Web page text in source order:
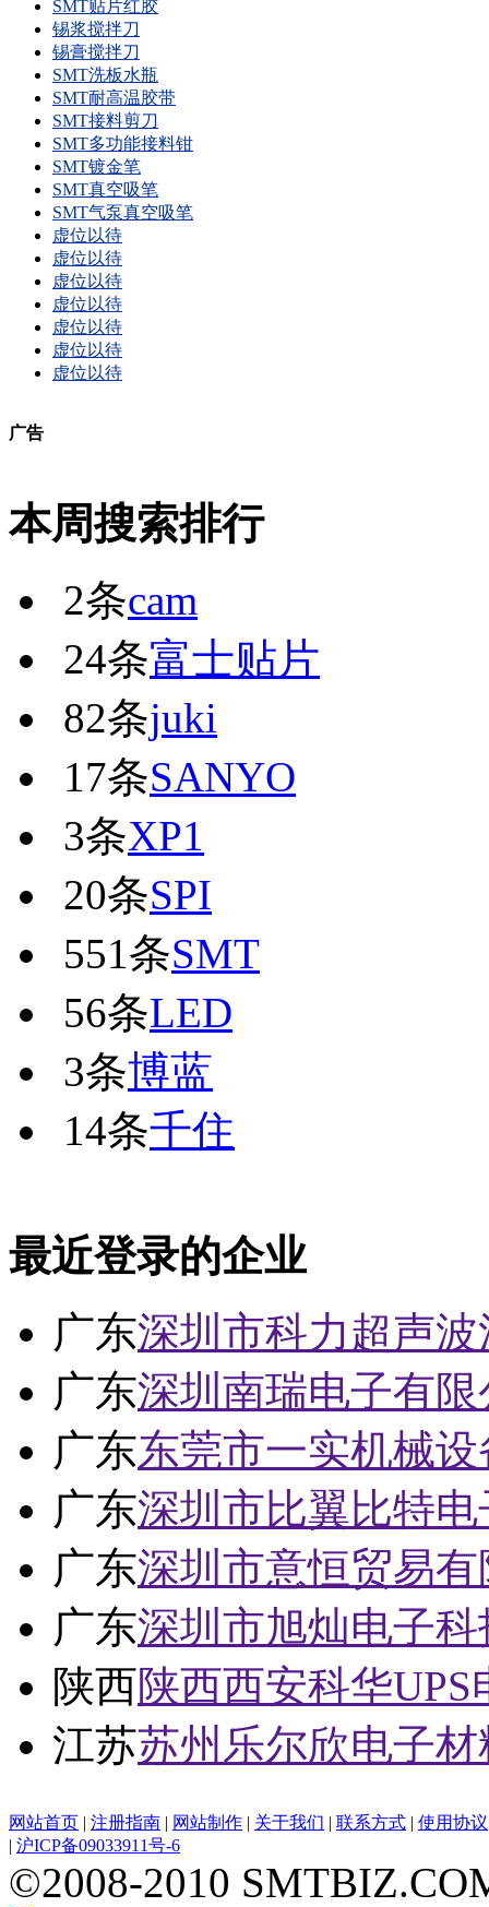
SMT贴片红胶
锡浆搅拌刀
锡膏搅拌刀
SMT洗板水瓶
SMT耐高温胶带
SMT接料剪刀
SMT多功能接料钳
SMT镀金笔
SMT真空吸笔
SMT气泵真空吸笔
虚位以待
虚位以待
虚位以待
虚位以待
虚位以待
虚位以待
虚位以待
广告
本周搜索排行
2条cam
24条富士贴片
82条juki
17条SANYO
3条XP1
20条SPI
551条SMT
56条LED
3条博蓝
14条千住
最近登录的企业
广东深圳市科力超声
广东深圳南瑞电子有限
广东东莞市一实机械
广东深圳市比翼比特
广东深圳市意恒贸易
广东深圳市旭灿电子
陕西陕西西安科华
江苏苏州乐尔欣电子
网站首页 | 注册指南 | 网站制作 | 关于我们 | 联系方式 | 使用协议
| 沪ICP备09033911号-6
©2008-2010